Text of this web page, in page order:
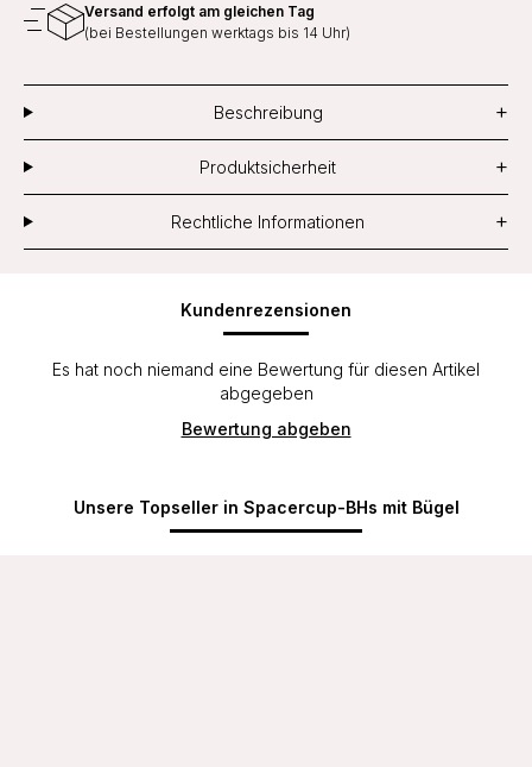
Versand erfolgt am gleichen Tag
(bei Bestellungen werktags bis 14 Uhr)
Beschreibung +
Produktsicherheit +
Rechtliche Informationen +
Kundenrezensionen
Es hat noch niemand eine Bewertung für diesen Artikel
abgegeben
Bewertung abgeben
Unsere Topseller in Spacercup-BHs mit Bügel